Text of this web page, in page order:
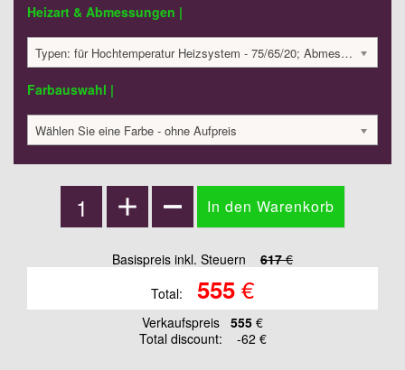
Heizart & Abmessungen |
Typen: für Hochtemperatur Heizsystem - 75/65/20; Abmessungen: 500x644x43 mm; 305 Watt:; 616.82 €
Farbauswahl |
Wählen Sie eine Farbe - ohne Aufpreis
Basispreis inkl. Steuern 617€
Total:
555€
Verkaufspreis 555 €
Total discount:
-62 €